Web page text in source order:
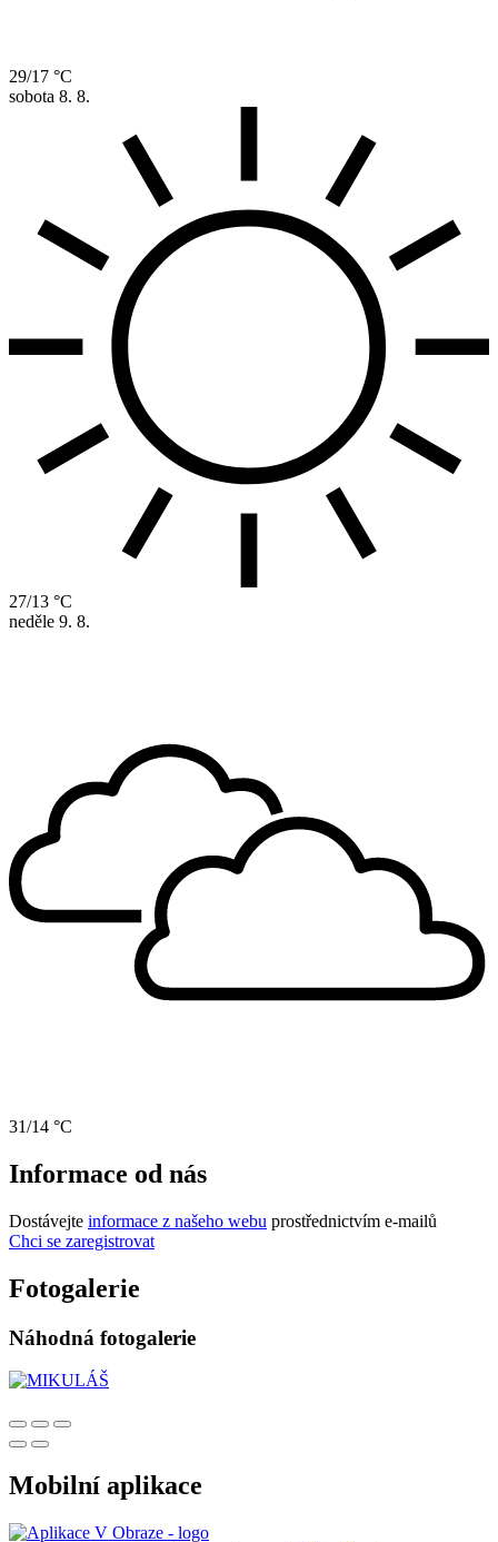
29/17 °C
sobota 8. 8.
27/13 °C
neděle 9. 8.
31/14 °C
Informace od nás
Dostávejte informace z našeho webu prostřednictvím e-mailů
Chci se zaregistrovat
Fotogalerie
Náhodná fotogalerie
Mobilní aplikace